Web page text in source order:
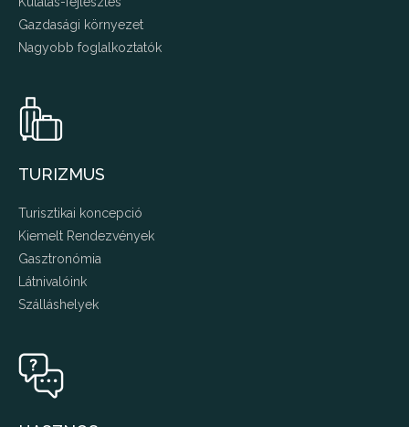
Gazdasági környezet
Nagyobb foglalkoztatók
TURIZMUS
Turisztikai koncepció
Kiemelt Rendezvények
Gasztronómia
Látnivalóink
Szálláshelyek